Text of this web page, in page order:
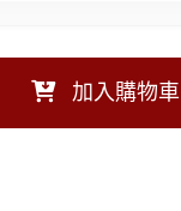
加入購物車